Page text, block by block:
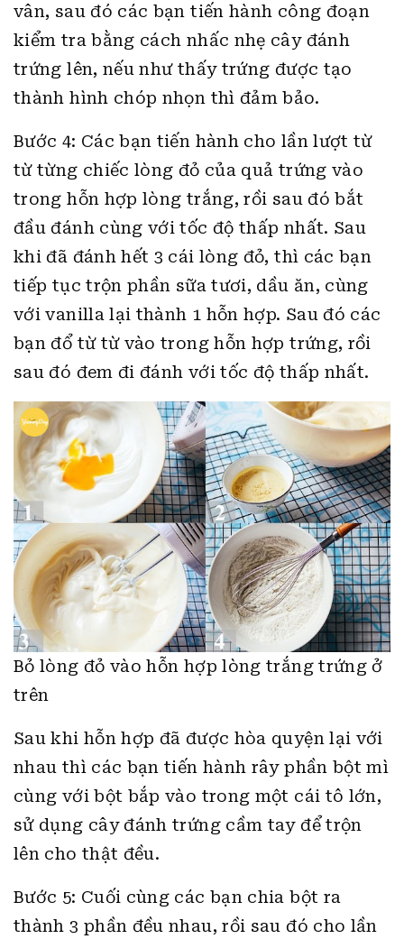
vân, sau đó các bạn tiến hành công đoạn
kiểm tra bằng cách nhấc nhẹ cây đánh
trứng lên, nếu như thấy trứng được tạo
thành hình chóp nhọn thì đảm bảo.
Bước 4: Các bạn tiến hành cho lần lượt từ
từ từng chiếc lòng đỏ của quả trứng vào
trong hỗn hợp lòng trắng, rồi sau đó bắt
đầu đánh cùng với tốc độ thấp nhất. Sau
khi đã đánh hết 3 cái lòng đỏ, thì các bạn
tiếp tục trộn phần sữa tươi, dầu ăn, cùng
với vanilla lại thành 1 hỗn hợp. Sau đó các
bạn đổ từ từ vào trong hỗn hợp trứng, rồi
sau đó đem đi đánh với tốc độ thấp nhất.
Bỏ lòng đỏ vào hỗn hợp lòng trắng trứng ở
trên
Sau khi hỗn hợp đã được hòa quyện lại với
nhau thì các bạn tiến hành rây phần bột mì
cùng với bột bắp vào trong một cái tô lớn,
sử dụng cây đánh trứng cầm tay để trộn
lên cho thật đều.
Bước 5: Cuối cùng các bạn chia bột ra
thành 3 phần đều nhau, rồi sau đó cho lần